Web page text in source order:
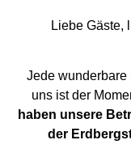
Autor:
Liebe Gäste,
Jede wunderbare
uns ist der
haben unsere
der